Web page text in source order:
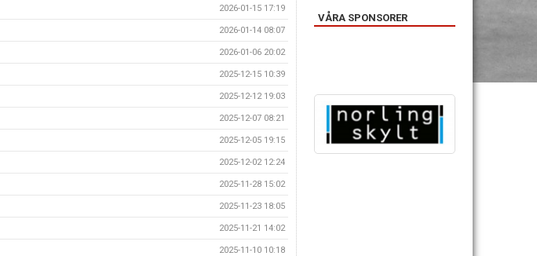
2026-01-15 17:19
2026-01-14 08:07
2026-01-06 20:02
2025-12-15 10:39
2025-12-12 19:03
2025-12-07 08:21
2025-12-05 19:15
2025-12-02 12:24
2025-11-28 15:02
2025-11-23 18:05
2025-11-21 14:02
2025-11-10 10:18
VÅRA SPONSORER